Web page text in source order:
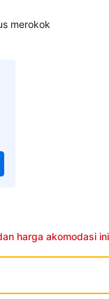
merokok
harga akomodasi ini